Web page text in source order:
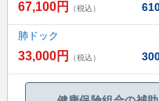
67,100円 （税込）
肺ドック
33,000円 （税込）